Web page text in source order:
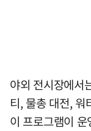
야외 전시장에서
티, 물총 대전, 워
이 프로그램이 운